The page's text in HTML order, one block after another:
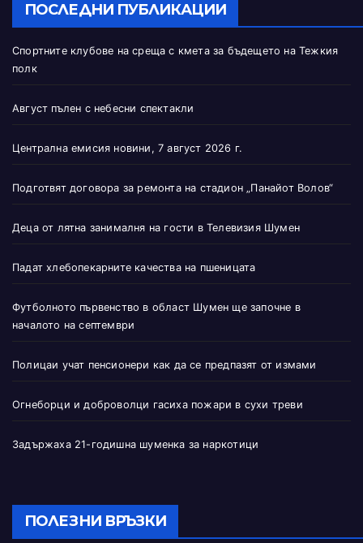
ПОСЛЕДНИ ПУБЛИКАЦИИ
Спортните клубове на среща с кмета за бъдещето на Тежкия
полк
Август пълен с небесни спектакли
Централна емисия новини, 7 август 2026 г.
Подготвят договора за ремонта на стадион „Панайот Волов“
Деца от лятна занималня на гости в Телевизия Шумен
Падат хлебопекарните качества на пшеницата
Футболното първенство в област Шумен ще започне в
началото на септември
Полицаи учат пенсионери как да се предпазят от измами
Огнеборци и доброволци гасиха пожари в сухи треви
Задържаха 21-годишна шуменка за наркотици
ПОЛЕЗНИ ВРЪЗКИ